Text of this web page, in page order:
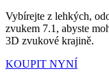
Vybírejte z lehkých,
zvukem 7.1, abyste
3D zvukové krajině.
KOUPIT NYNÍ